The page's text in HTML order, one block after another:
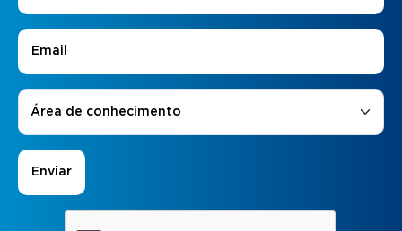
E-mail
Áreas de Interesse
Área de conhecimento